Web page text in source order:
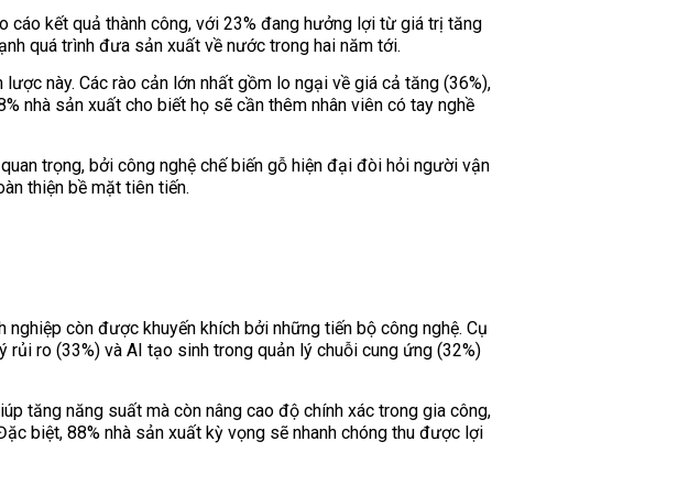
cáo kết quả thành công, với 23% đang hưởng lợi từ giá trị tăng
quá trình đưa sản xuất về nước trong hai năm tới.
này. Các rào cản lớn nhất gồm lo ngại về giá cả tăng (36%),
nhà sản xuất cho biết họ sẽ cần thêm nhân viên có tay nghề
trọng, bởi công nghệ chế biến gỗ hiện đại đòi hỏi người vận
thiện bề mặt tiên tiến.
còn được khuyến khích bởi những tiến bộ công nghệ. Cụ
ro (33%) và AI tạo sinh trong quản lý chuỗi cung ứng (32%)
tăng năng suất mà còn nâng cao độ chính xác trong gia công,
biệt, 88% nhà sản xuất kỳ vọng sẽ nhanh chóng thu được lợi